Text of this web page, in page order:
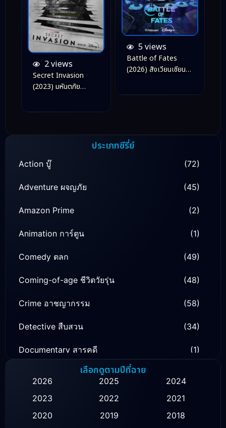
2 views
Secret Invasion
(2023) มหันตภัย
5 views
Battle of Fates
(2026) สังเวียนเซียน
ประเภทซีรี่ย์
Action บู๊ (72)
Adventure ผจญภัย (45)
Amazon Prime (2)
Animation การ์ตูน (1)
Comedy ตลก (49)
Coming-of-age ชีวิตวัยรุ่น (48)
Crime อาชญากรรม (58)
Detective สืบสวน (34)
Documentary สารคดี (1)
Family ครอบครัว
Fantasy จินตนาการ (52)
เลือกดูตามปีที่ฉาย
2026 2025
2024
2023
2022
2021
2020
2019
2018